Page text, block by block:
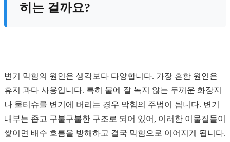
히는 걸까요?
변기 막힘의 원인은 생각보다 다양합니다. 가장 흔한 원인은
휴지 과다 사용입니다. 특히 물에 잘 녹지 않는 두꺼운 화장지
나 물티슈를 변기에 버리는 경우 막힘의 주범이 됩니다. 변기
내부는 좁고 구불구불한 구조로 되어 있어, 이러한 이물질들이
쌓이면 배수 흐름을 방해하고 결국 막힘으로 이어지게 됩니다.